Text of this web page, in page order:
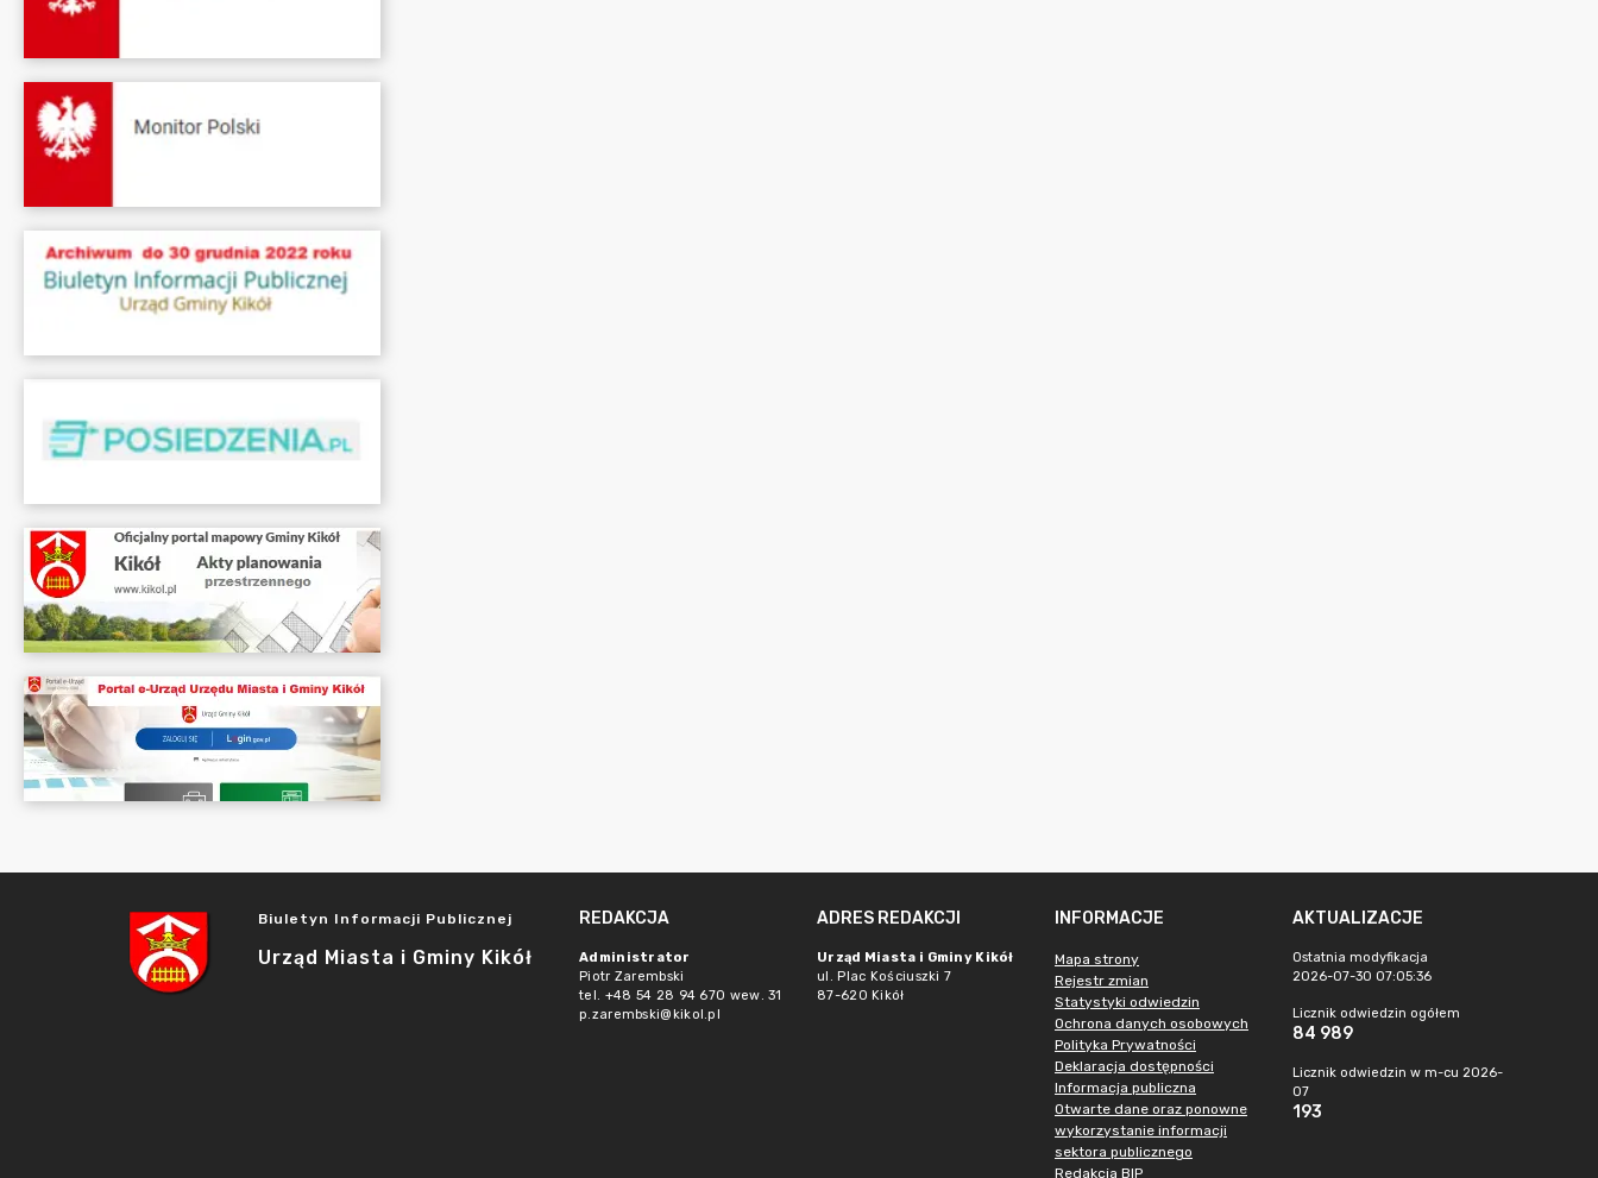
Biuletyn Informacji Publicznej
Urząd Miasta i Gminy Kikół
REDAKCJA
Administrator
Piotr Zarembski
tel. +48 54 28 94 670 wew. 31
p.zarembski@kikol.pl
ADRES REDAKCJI
Urząd Miasta i Gminy Kikół
ul. Plac Kościuszki 7
87-620 Kikół
INFORMACJE
Mapa strony
Rejestr zmian
Statystyki odwiedzin
Ochrona danych osobowych
Polityka Prywatności
Deklaracja dostępności
Informacja publiczna
Otwarte dane oraz ponowne
wykorzystanie informacji
sektora publicznego
Redakcja BIP
AKTUALIZACJE
Ostatnia modyfikacja
2026-07-30 07:05:36
Licznik odwiedzin ogółem
84 989
Licznik odwiedzin w m-cu 2026-
07
193